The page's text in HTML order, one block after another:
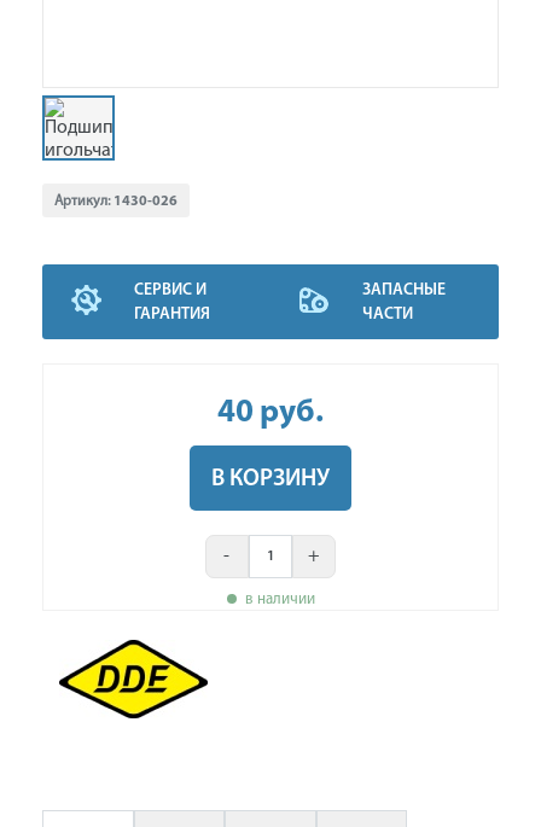
Артикул: 1430-026
СЕРВИС И
ГАРАНТИЯ
ЗАПАСНЫЕ
ЧАСТИ
40 руб.
В КОРЗИНУ
- +
в наличии